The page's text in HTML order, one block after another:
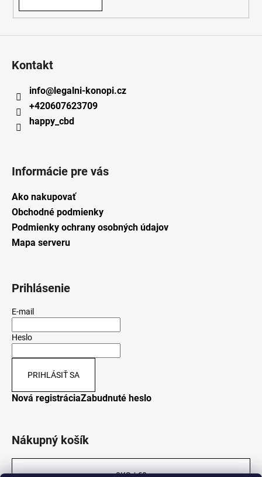
Kontakt
info@legalni-konopi.cz
+420607623709
happy_cbd
Informácie pre vás
Ako nakupovať
Obchodné podmienky
Podmienky ochrany osobných údajov
Mapa serveru
Prihlásenie
E-mail
Heslo
PRIHLÁSIŤ SA
Nová registráciaZabudnuté heslo
Nákupný košík
0KS /€0